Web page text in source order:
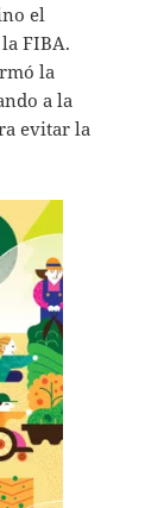
el
FIBA.
la
a la
evitar la